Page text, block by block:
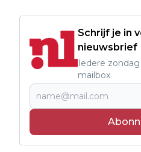
Schrijf je in
nieuwsbrief
Iedere
mailbox